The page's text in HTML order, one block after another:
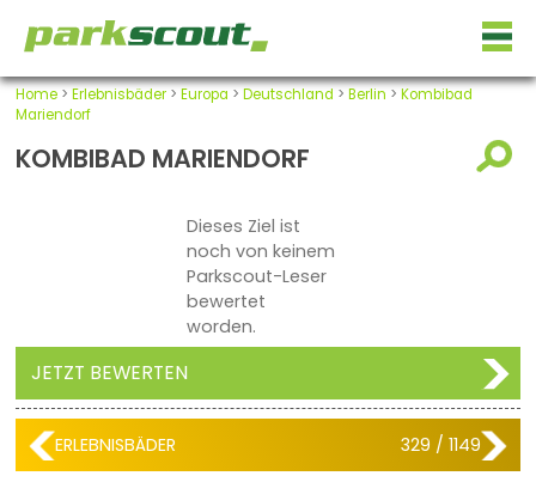
Home> Erlebnisbäder> Europa > Deutschland > Berlin > Kombibad
Mariendorf
KOMBIBAD MARIENDORF
Dieses Ziel ist
noch von keinem
Parkscout-Leser
bewertet
worden.
JETZT BEWERTEN
ERLEBNISBÄDER 329 / 1149